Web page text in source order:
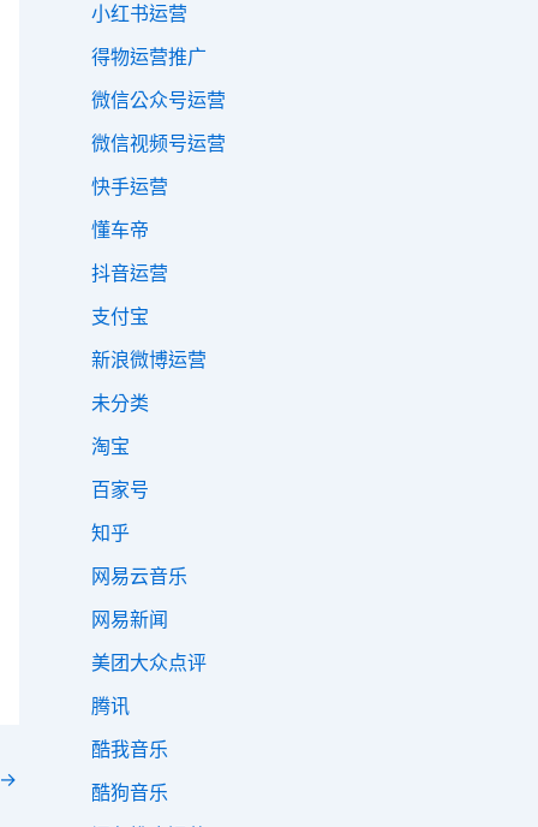
→
小红书运营
得物运营推广
微信公众号运营
微信视频号运营
快手运营
懂车帝
抖音运营
支付宝
新浪微博运营
未分类
淘宝
百家号
知乎
网易云音乐
网易新闻
美团大众点评
腾讯
酷我音乐
酷狗音乐